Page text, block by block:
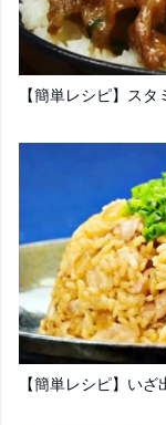
【簡単レシピ】ス
【簡単レシピ】い